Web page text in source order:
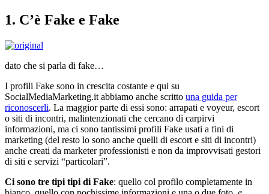
1. C’è Fake e Fake
dato che si parla di fake…
I profili Fake sono in crescita costante e qui su
SocialMediaMarketing.it abbiamo anche scritto una guida per
riconoscerli. La maggior parte di essi sono: arrapati e voyeur, escort
o siti di incontri, malintenzionati che cercano di carpirvi
informazioni, ma ci sono tantissimi profili Fake usati a fini di
marketing (del resto lo sono anche quelli di escort e siti di incontri)
anche creati da marketer professionisti e non da improvvisati gestori
di siti e servizi “particolari”.
Ci sono tre tipi tipi di Fake: quello col profilo completamente in